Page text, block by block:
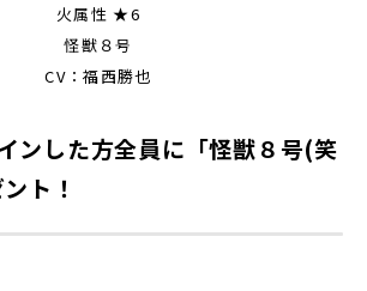
火属性 ★6
怪獣８号
CV：福西勝也
ンした方全員に「怪獣８号(笑
ト！